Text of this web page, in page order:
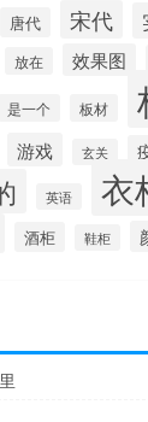
唐代 宋代
放在 效果图
是一个 板材
游戏 玄关
英语 衣
酒柜 鞋柜